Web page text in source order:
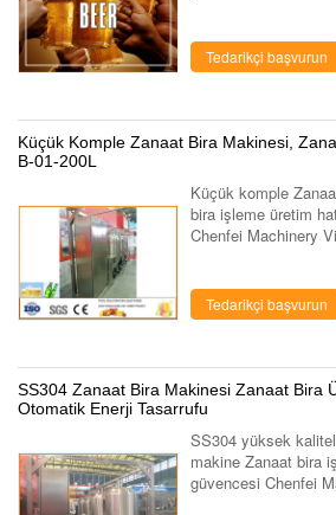
Tedarikçi başvurun
Küçük Komple Zanaat Bira Makinesi,
B-01-200L
Küçük komple
bira işleme üretim
Chenfei Machinery
Tedarikçi başvurun
SS304 Zanaat Bira Makinesi Zanaat Bira
Otomatik Enerji Tasarrufu
SS304 yüksek
makine Zanaat bira
güvencesi Chenfei